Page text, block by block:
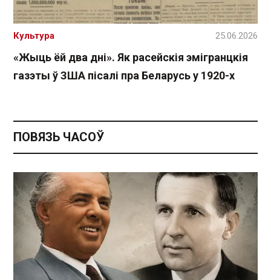
«Жыць ёй два дні». Як расейскія эмігранцкія
газэты ў ЗША пісалі пра Беларусь у 1920-х
Культура 25.06.2026
ПОВЯЗЬ ЧАСОЎ